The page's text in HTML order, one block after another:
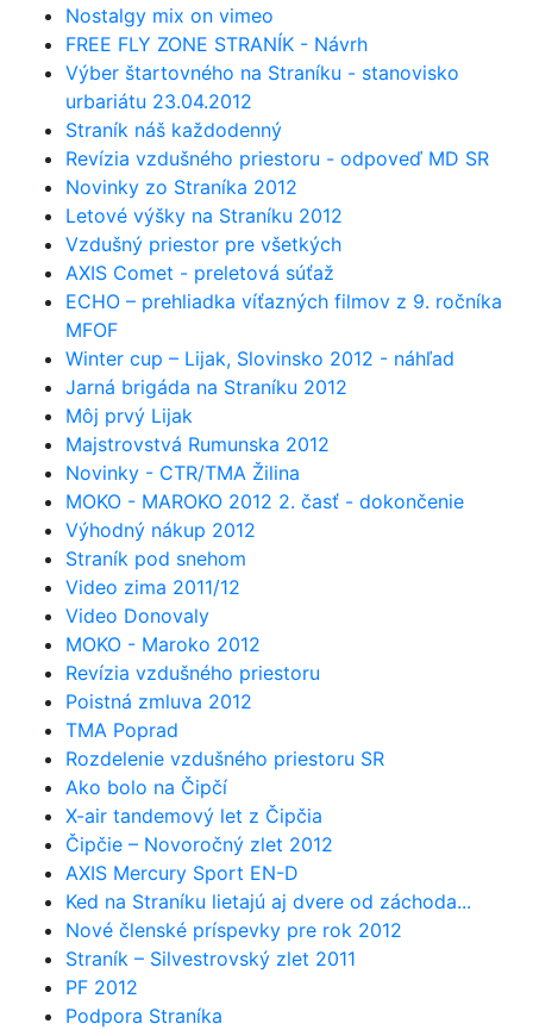
Nostalgy mix on vimeo
FREE FLY ZONE STRANÍK - Návrh
Výber štartovného na Straníku - stanovisko
urbariátu 23.04.2012
Straník náš každodenný
Revízia vzdušného priestoru - odpoveď MD SR
Novinky zo Straníka 2012
Letové výšky na Straníku 2012
Vzdušný priestor pre všetkých
AXIS Comet - preletová súťaž
ECHO – prehliadka víťazných filmov z 9. ročníka
MFOF
Winter cup – Lijak, Slovinsko 2012 - náhľad
Jarná brigáda na Straníku 2012
Môj prvý Lijak
Majstrovstvá Rumunska 2012
Novinky - CTR/TMA Žilina
MOKO - MAROKO 2012 2. časť - dokončenie
Výhodný nákup 2012
Straník pod snehom
Video zima 2011/12
Video Donovaly
MOKO - Maroko 2012
Revízia vzdušného priestoru
Poistná zmluva 2012
TMA Poprad
Rozdelenie vzdušného priestoru SR
Ako bolo na Čipčí
X-air tandemový let z Čipčia
Čipčie – Novoročný zlet 2012
AXIS Mercury Sport EN-D
Ked na Straníku lietajú aj dvere od záchoda...
Nové členské príspevky pre rok 2012
Straník – Silvestrovský zlet 2011
PF 2012
Podpora Straníka